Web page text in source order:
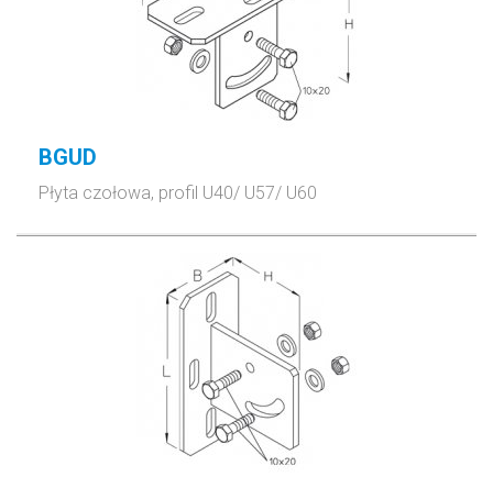
BGUD
Płyta czołowa, profil U40/ U57/ U60